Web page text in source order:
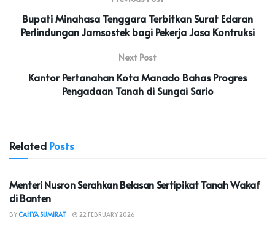
Bupati Minahasa Tenggara Terbitkan Surat Edaran
Perlindungan Jamsostek bagi Pekerja Jasa Kontruksi
Next Post
Kantor Pertanahan Kota Manado Bahas Progres
Pengadaan Tanah di Sungai Sario
Related Posts
NASIONAL
Menteri Nusron Serahkan Belasan Sertipikat Tanah Wakaf
di Banten
BYCAHYA SUMIRAT 22 FEBRUARY 2026